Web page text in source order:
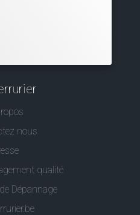
nous
qualité
Dépannage